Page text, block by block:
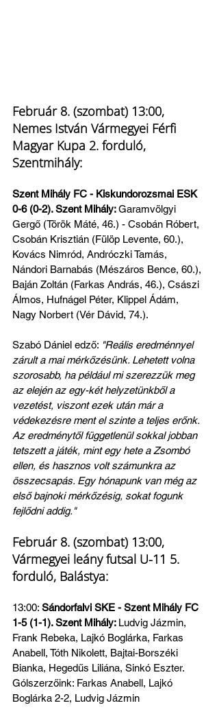
Február 8. (szombat) 13:00,
Nemes István Vármegyei Férfi
Magyar Kupa 2. forduló,
Szentmihály:
Szent Mihály FC - Kiskundorozsmai ESK
0-6 (0-2). Szent Mihály: Garamvölgyi
Gergő (Török Máté, 46.) - Csobán Róbert,
Csobán Krisztián (Fülöp Levente, 60.),
Kovács Nimród, Andróczki Tamás,
Nándori Barnabás (Mészáros Bence, 60.),
Baján Zoltán (Farkas András, 46.), Császi
Álmos, Hufnágel Péter, Klippel Ádám,
Nagy Norbert (Vér Dávid, 74.).
Szabó Dániel edző: "Reális eredménnyel
zárult a mai mérkőzésünk. Lehetett volna
szorosabb, ha például mi szerezzük meg
az elején az egy-két helyzetünkből a
vezetést, viszont ezek után már a
védekezésre ment el szinte a teljes erőnk.
Az eredménytől függetlenül sokkal jobban
tetszett a játék, mint egy hete a Zsombó
ellen, és hasznos volt számunkra az
összecsapás. Egy hónapunk van még az
első bajnoki mérkőzésig, sokat fogunk
fejlődni addig."
Február 8. (szombat) 13:00,
Vármegyei leány futsal U-11 5.
forduló, Balástya:
13:00: Sándorfalvi SKE - Szent Mihály FC
1-5 (1-1). Szent Mihály: Ludvig Jázmin,
Frank Rebeka, Lajkó Boglárka, Farkas
Anabell, Tóth Nikolett, Bajtai-Borszéki
Bianka, Hegedűs Liliána, Sinkó Eszter.
Gólszerzőink: Farkas Anabell, Lajkó
Boglárka 2-2, Ludvig Jázmin